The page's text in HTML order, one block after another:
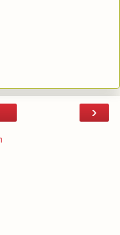
›